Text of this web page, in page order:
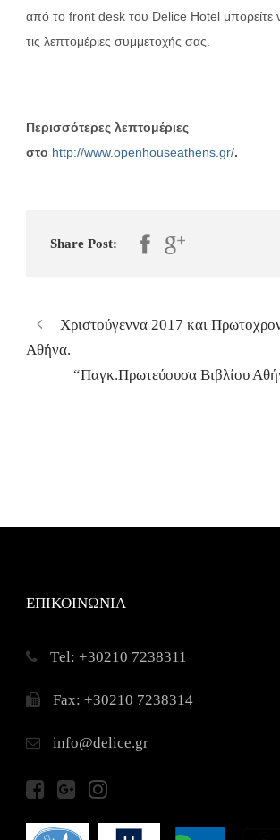
από τo front desk του Delice Hotel μπορείτε
τις λεπτομέριες συμμετοχής σας.
Περισσότερες λεπτομέριες
στο http://www.openhouseathens.gr/.
Share Post:
Χριστούγεννα 2017 και
Αθήνα.
“Παγκ.Πρωτεύουσα Βιβλίου
ΕΠΙΚΟΙΝΩΝΙΑ
Τel: +30210 7238311
Fax: +30210 7238314
info@delice.gr